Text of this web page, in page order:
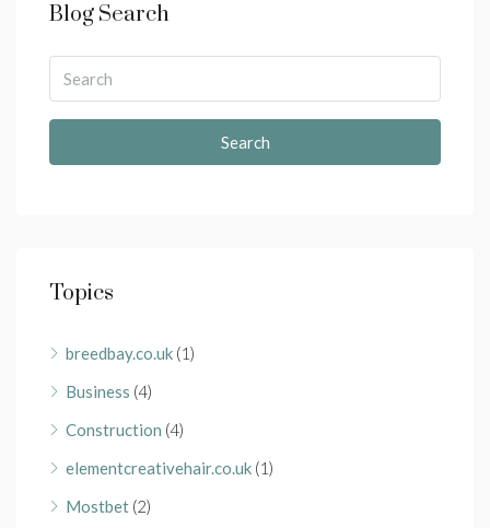
Blog Search
Search
Topics
breedbay.co.uk (1)
Business (4)
Construction (4)
elementcreativehair.co.uk (1)
Mostbet (2)